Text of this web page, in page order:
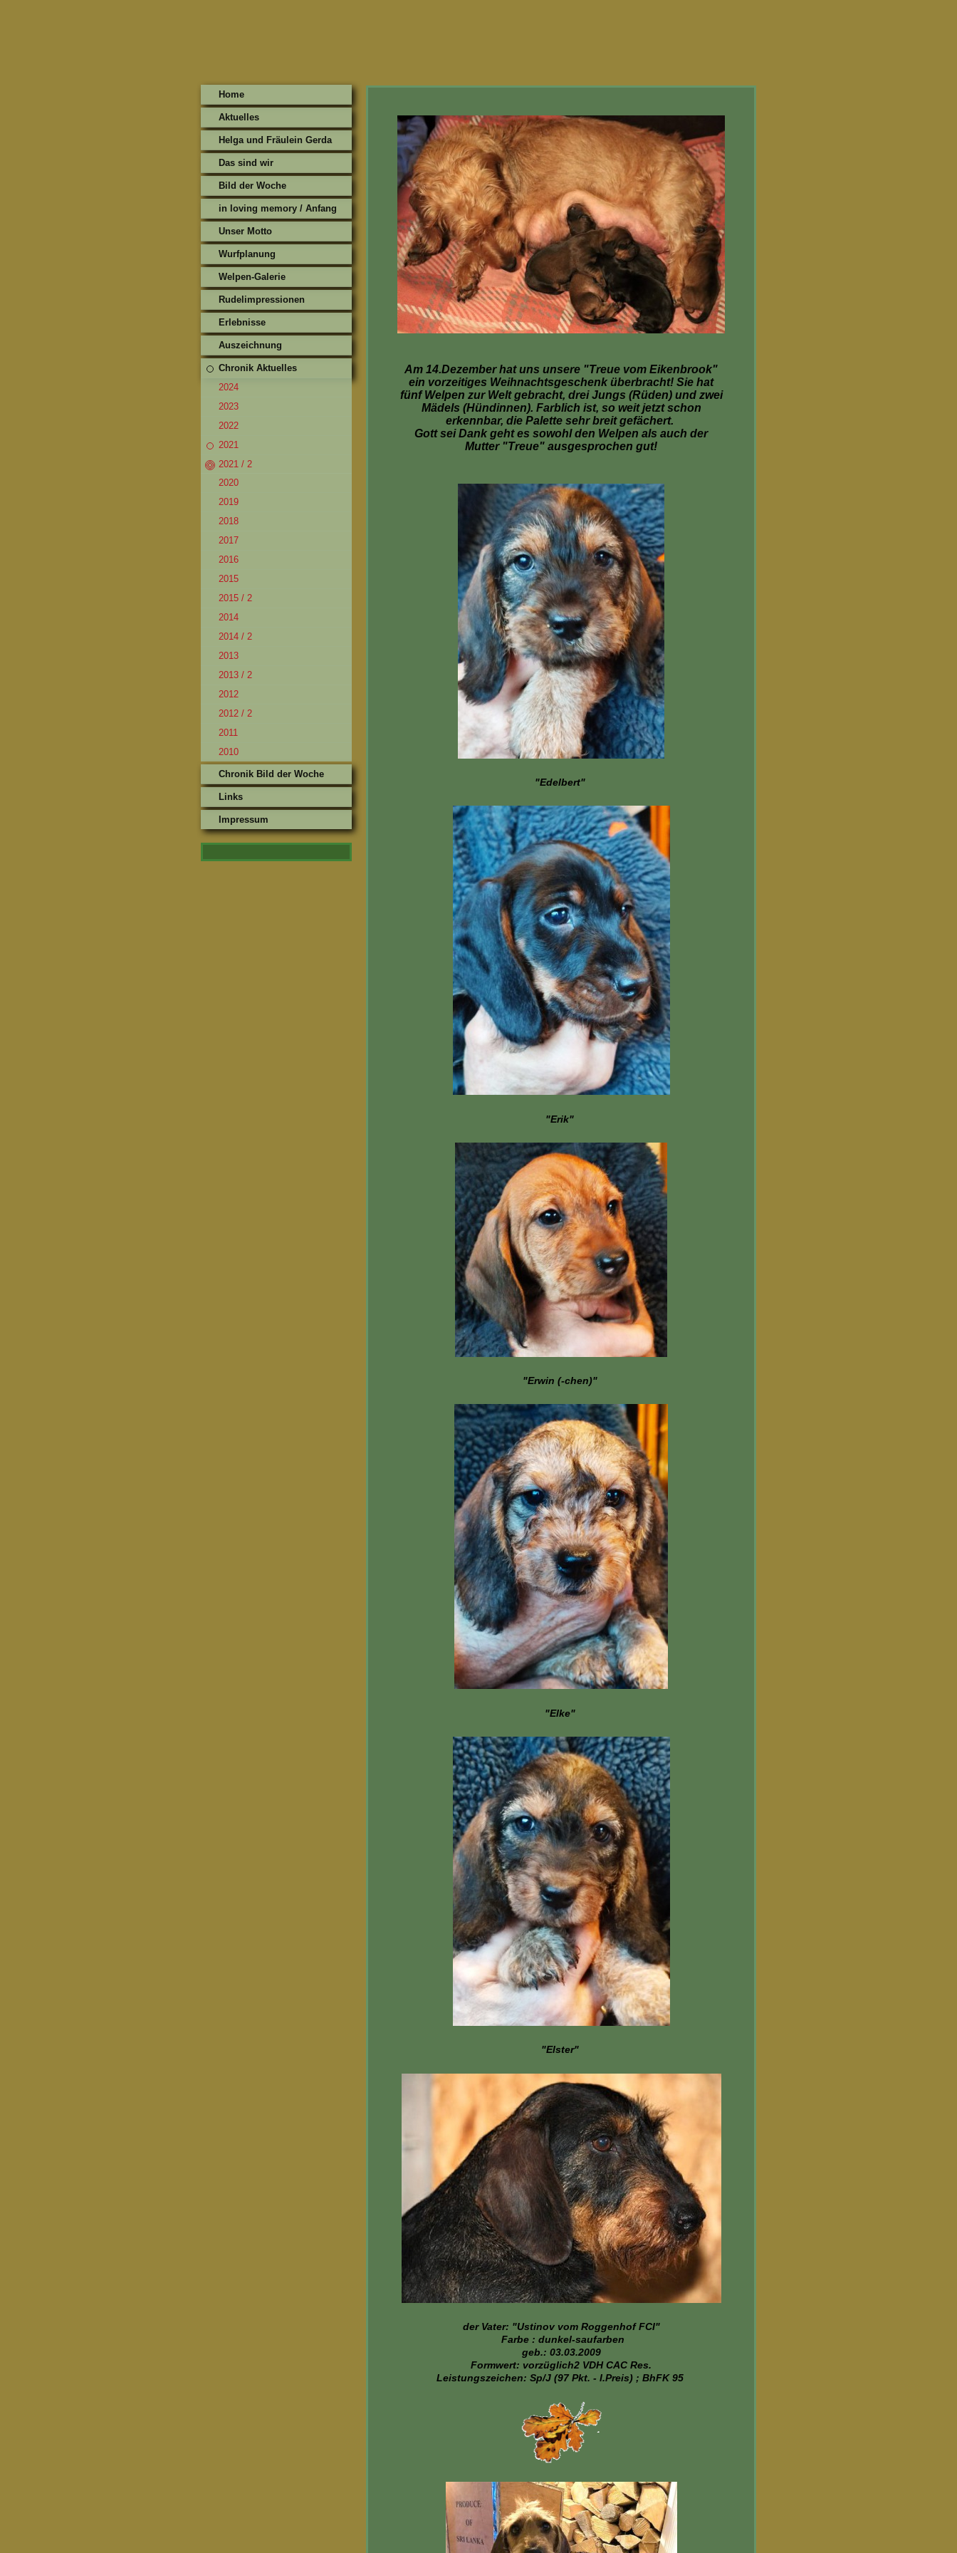
Home
Aktuelles
Helga und Fräulein Gerda
Das sind wir
Bild der Woche
in loving memory / Anfang
Unser Motto
Wurfplanung
Welpen-Galerie
Rudelimpressionen
Erlebnisse
Auszeichnung
Chronik Aktuelles
2024
2023
2022
2021
2021 / 2
2020
2019
2018
2017
2016
2015
2015 / 2
2014
2014 / 2
2013
2013 / 2
2012
2012 / 2
2011
2010
Chronik Bild der Woche
Links
Impressum
Am 14.Dezember hat uns unsere "Treue vom Eikenbrook"
ein vorzeitiges Weihnachtsgeschenk überbracht! Sie hat
fünf Welpen zur Welt gebracht, drei Jungs (Rüden) und zwei
Mädels (Hündinnen). Farblich ist, so weit jetzt schon
erkennbar, die Palette sehr breit gefächert.
Gott sei Dank geht es sowohl den Welpen als auch der
Mutter "Treue" ausgesprochen gut!
"Edelbert"
"Erik"
"Erwin (-chen)"
"Elke"
"Elster"
der Vater: "Ustinov vom Roggenhof FCI"
Farbe : dunkel-saufarben
geb.: 03.03.2009
Formwert: vorzüglich2 VDH CAC Res.
Leistungszeichen: Sp/J (97 Pkt. - I.Preis) ; BhFK 95